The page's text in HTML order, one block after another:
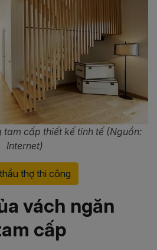
tam cấp thiết kế tinh tế (Nguồn:
Internet)
thợ thi công
vách ngăn
cấp